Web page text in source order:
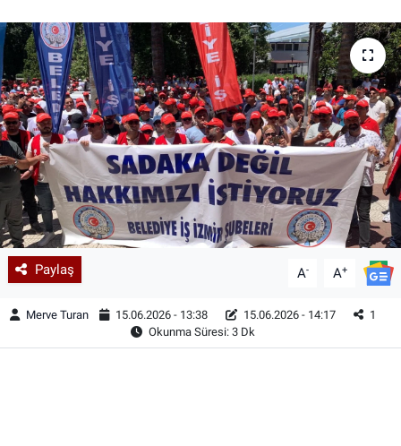
Paylaş A- A+
Merve Turan 15.06.2026 - 13:38 15.06.2026 - 14:17
1
Okunma Süresi: 3 Dk